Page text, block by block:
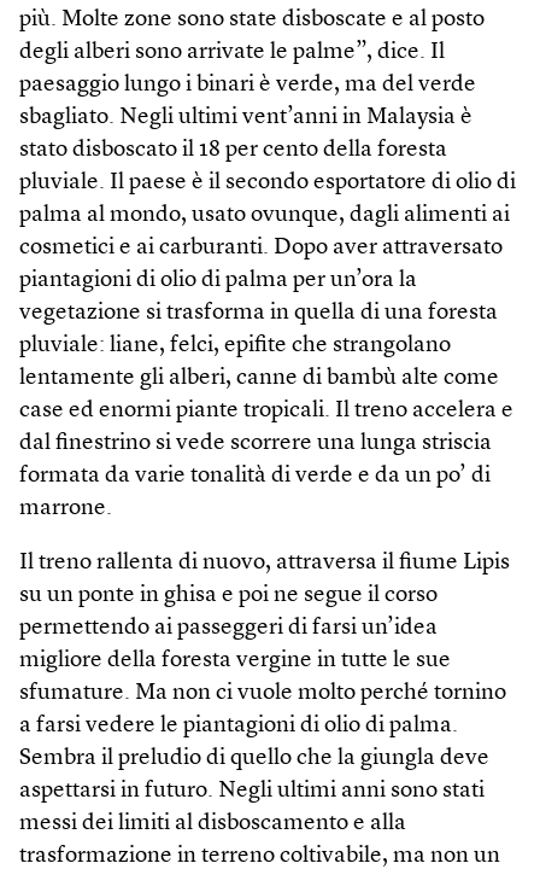
più. Molte zone sono state disboscate e al posto
degli alberi sono arrivate le palme”, dice. Il
paesaggio lungo i binari è verde, ma del verde
sbagliato. Negli ultimi vent’anni in Malaysia è
stato disboscato il 18 per cento della foresta
pluviale. Il paese è il secondo esportatore di olio di
palma al mondo, usato ovunque, dagli alimenti ai
cosmetici e ai carburanti. Dopo aver attraversato
piantagioni di olio di palma per un’ora la
vegetazione si trasforma in quella di una foresta
pluviale: liane, felci, epifite che strangolano
lentamente gli alberi, canne di bambù alte come
case ed enormi piante tropicali. Il treno accelera e
dal finestrino si vede scorrere una lunga striscia
formata da varie tonalità di verde e da un po’ di
marrone.
Il treno rallenta di nuovo, attraversa il fiume Lipis
su un ponte in ghisa e poi ne segue il corso
permettendo ai passeggeri di farsi un’idea
migliore della foresta vergine in tutte le sue
sfumature. Ma non ci vuole molto perché tornino
a farsi vedere le piantagioni di olio di palma.
Sembra il preludio di quello che la giungla deve
aspettarsi in futuro. Negli ultimi anni sono stati
messi dei limiti al disboscamento e alla
trasformazione in terreno coltivabile, ma non un